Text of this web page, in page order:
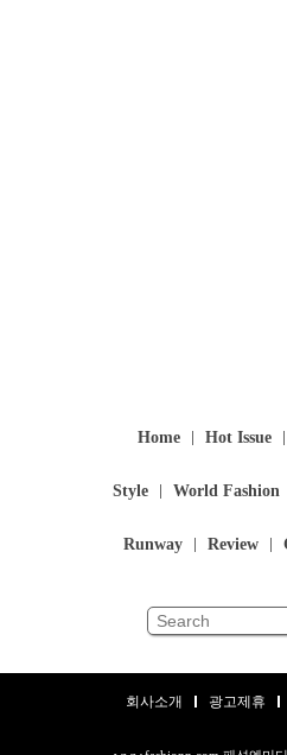
Home Hot Issue
Style World Fashion
Runway Review
회사소개 광고제휴